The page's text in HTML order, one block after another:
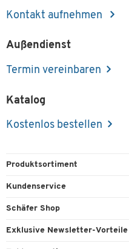
Kontakt aufnehmen
Außendienst
Termin vereinbaren
Katalog
Kostenlos bestellen
Produktsortiment
Büroausstattung
Kundenservice
Direktbestellung
Schäfer Shop
Services & Leistungen
Exklusive Newsletter-